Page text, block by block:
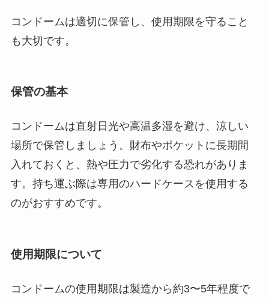
コンドームは適切に保管し、使用期限を守ること
も大切です。
保管の基本
コンドームは直射日光や高温多湿を避け、涼しい
場所で保管しましょう。財布やポケットに長期間
入れておくと、熱や圧力で劣化する恐れがありま
す。持ち運ぶ際は専用のハードケースを使用する
のがおすすめです。
使用期限について
コンドームの使用期限は製造から約3〜5年程度で